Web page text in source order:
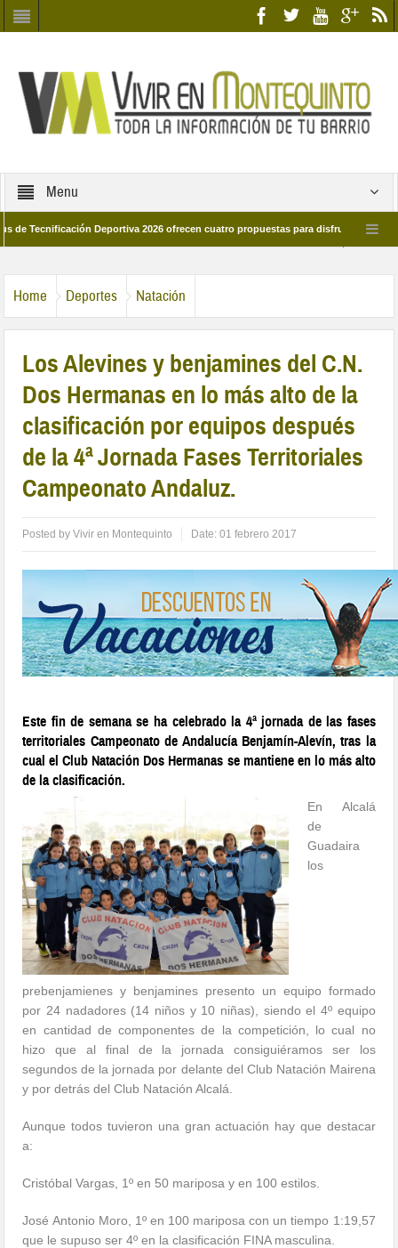
Menu
Deportiva 2026 ofrecen cuatro propuestas para disfrutar del deporte este
Home Deportes Natación
Los Alevines y benjamines del C.N.
Dos Hermanas en lo más alto de la
clasificación por equipos después
de la 4ª Jornada Fases Territoriales
Campeonato Andaluz.
Posted byVivir en Montequinto Date:01 febrero 2017
Este fin de semana se ha celebrado la 4ª jornada de las fases
territoriales Campeonato de Andalucía Benjamín-Alevín, tras la
cual el Club Natación Dos Hermanas se mantiene en lo más alto
de la clasificación.
En Alcalá
de
Guadaira
los
prebenjamienes y benjamines presento un equipo formado
por 24 nadadores (14 niños y 10 niñas), siendo el 4º equipo
en cantidad de componentes de la competición, lo cual no
hizo que al final de la jornada consiguiéramos ser los
segundos de la jornada por delante del Club Natación Mairena
y por detrás del Club Natación Alcalá.
Aunque todos tuvieron una gran actuación hay que destacar
a:
Cristóbal Vargas, 1º en 50 mariposa y en 100 estilos.
José Antonio Moro, 1º en 100 mariposa con un tiempo 1:19,57
que le supuso ser 4º en la clasificación FINA masculina.